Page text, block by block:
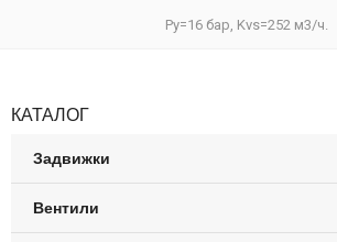
Ру=16 бар, Kvs=252 м3/ч.
КАТАЛОГ
Задвижки
Вентили